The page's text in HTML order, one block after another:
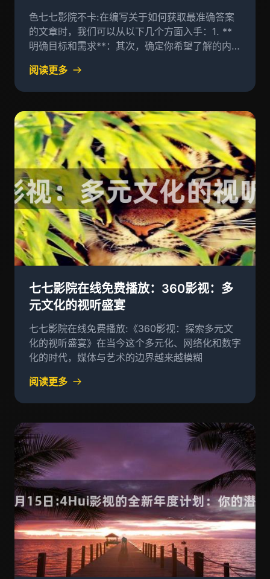
题是什么？
色七七影院不卡:在编写关于如何获取最准确答案
的文章时，我们可以从以下几个方面入手：1. **
明确目标和需求**：其次，确定你希望了解的内容
阅读更多
七七影院在线免费播放：360影视：多
元文化的视听盛宴
七七影院在线免费播放:《360影视：探索多元文
化的视听盛宴》在当今这个多元化、网络化和数字
化的时代，媒体与艺术的边界越来越模糊
阅读更多